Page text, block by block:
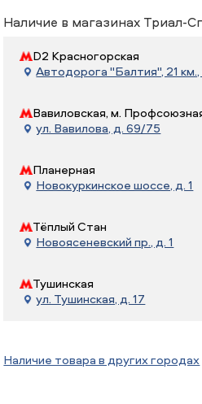
Наличие в магазинах Триал-
D2 Красногорская
Автодорога "Балтия", 21 км.,
Вавиловская, м.
ул. Вавилова, д. 69/75
Планерная
Новокуркинское шоссе, д. 1
Тёплый Стан
Новоясеневский пр., д. 1
Тушинская
ул. Тушинская, д. 17
Наличие товара в других городах